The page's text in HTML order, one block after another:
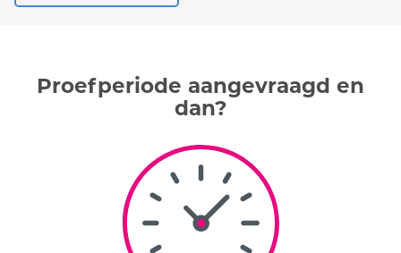
Proefperiode aangevraagd en
dan?